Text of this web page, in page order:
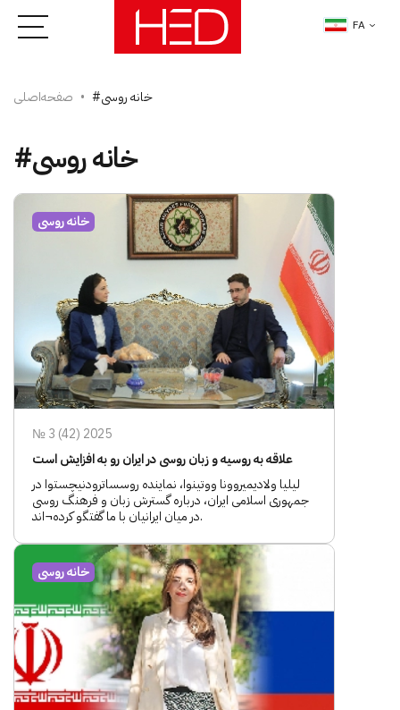
FA
صفحه‌اصلی #خانه روسی
#خانه روسی
خانه روسی
№ 3 (42) 2025
علاقه به روسیه و زبان روسی در ایران رو به افزایش است
لیلیا ولادیمیروونا ووتینوا، نماینده روسساترودنیچستوا در
جمهوری اسلامی ایران، درباره گسترش زبان و فرهنگ روسی
در میان ایرانیان با ما گفتگو کرده¬اند.
خانه روسی